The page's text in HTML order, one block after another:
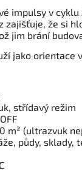
impulsy v cyklu
zajišťuje, že si
jim brání
jako orientace
střídavý režim
m² (ultrazvuk
půdy, sklady,